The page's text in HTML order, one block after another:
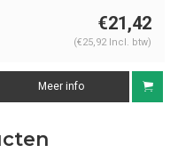
blauw 72/30HB50€21,42
(€25,92 Incl. btw)
Meer info